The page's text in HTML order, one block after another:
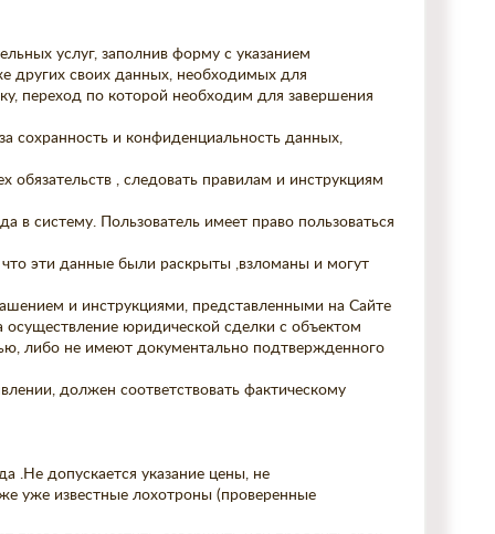
услуг, заполнив форму с указанием
других своих данных, необходимых для
переход по которой необходим для завершения
сохранность и конфиденциальность данных,
обязательств , следовать правилам и инструкциям
в систему. Пользователь имеет право пользоваться
что эти данные были раскрыты ,взломаны и могут
и инструкциями, представленными на Сайте
юридической сделки с объектом
либо не имеют документально подтвержденного
должен соответствовать фактическому
.Не допускается указание цены, не
уже известные лохотроны (проверенные